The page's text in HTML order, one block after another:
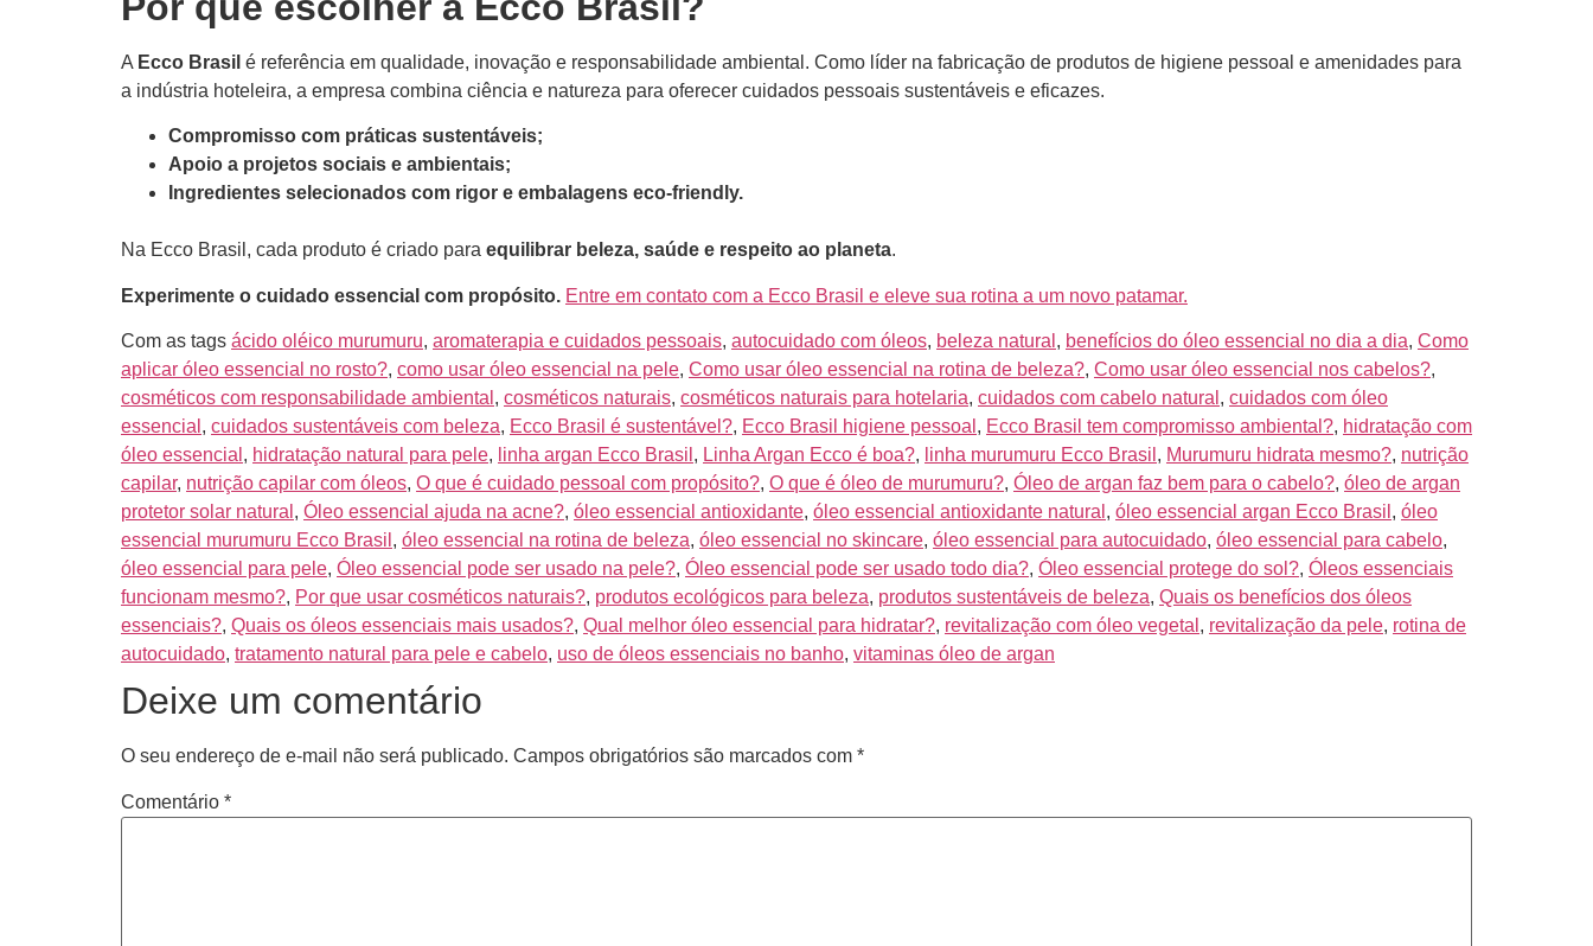
A Ecco Brasil é referência em qualidade, inovação e responsabilidade ambiental. Como líder na fabricação de produtos de higiene pessoal e amenidades para
a indústria hoteleira, a empresa combina ciência e natureza para oferecer cuidados pessoais sustentáveis e eficazes.
Compromisso com práticas sustentáveis;
Apoio a projetos sociais e ambientais;
Ingredientes selecionados com rigor e embalagens eco-friendly.
Na Ecco Brasil, cada produto é criado para equilibrar beleza, saúde e respeito ao planeta.
Experimente o cuidado essencial com propósito. Entre em contato com a Ecco Brasil e eleve sua rotina a um novo patamar.
Com as tags ácido oléico murumuru, aromaterapia e cuidados pessoais, autocuidado com óleos, beleza natural , benefícios do óleo essencial no dia a dia, Como
aplicar óleo essencial no rosto?, como usar óleo essencial na pele, Como usar óleo essencial na rotina de beleza?, Como usar óleo essencial nos cabelos?,
cosméticos com responsabilidade ambiental , cosméticos naturais, cosméticos naturais para hotelaria, cuidados com cabelo natural , cuidados com óleo
essencial , cuidados sustentáveis com beleza, Ecco Brasil é sustentável?, Ecco Brasil higiene pessoal , Ecco Brasil tem compromisso ambiental?, hidratação com
óleo essencial , hidratação natural para pele, linha argan Ecco Brasil , Linha Argan Ecco é boa?, linha murumuru Ecco Brasil , Murumuru hidrata mesmo?, nutrição
capilar, nutrição capilar com óleos, O que é cuidado pessoal com propósito?, O que é óleo de murumuru?, Óleo de argan faz bem para o cabelo?, óleo de argan
protetor solar natural , Óleo essencial ajuda na acne?, óleo essencial antioxidante, óleo essencial antioxidante natural , óleo essencial argan Ecco Brasil , óleo
essencial murumuru Ecco Brasil , óleo essencial na rotina de beleza, óleo essencial no skincare, óleo essencial para autocuidado, óleo essencial para cabelo,
óleo essencial para pele, Óleo essencial pode ser usado na pele?, Óleo essencial pode ser usado todo dia?, Óleo essencial protege do sol?, Óleos essenciais
funcionam mesmo?, Por que usar cosméticos naturais?, produtos ecológicos para beleza, produtos sustentáveis de beleza, Quais os benefícios dos óleos
essenciais?, Quais os óleos essenciais mais usados?, Qual melhor óleo essencial para hidratar?, revitalização com óleo vegetal , revitalização da pele, rotina de
autocuidado, tratamento natural para pele e cabelo, uso de óleos essenciais no banho, vitaminas óleo de argan
Deixe um comentário
O seu endereço de e-mail não será publicado. Campos obrigatórios são marcados com *
Comentário *